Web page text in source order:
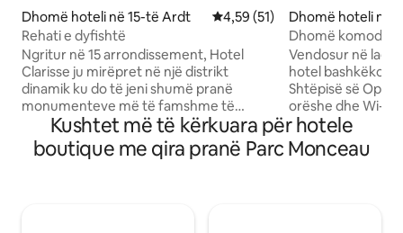
Dhomë hoteli në 15-të Ardt Vlerësimi mesatar 4,59 nga 5,
4,59 (51)
Rehati e dyfishtë
Ngritur në 15 arrondissement, Hotel
Clarisse ju mirëpret në një distrikt
dinamik ku do të jeni shumë pranë
monumenteve më të famshme të
kryeqytetit, duke përfshirë Kullën Eifel.
Në Clarisse na pëlqen të ndihesh si në
shtëpi. Nga holli deri te dhomat, të gjitha
Dhomë hoteli në
Dhomë komode
Bastille
Vendosur në
hotel
Shtëpisë së
orëshe dhe Wi-Fi
dhomat elegante të
dhomë vizitorësh
kondicionuar ka
Kushtet më të kërkuara për hotele
boutique me qira pranë Parc Monceau